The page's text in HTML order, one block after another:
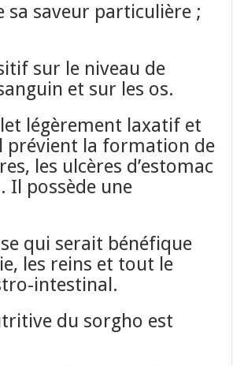
sa saveur particulière ;
sur le niveau de
et sur les os.
légèrement laxatif et
prévient la formation de
les ulcères d’estomac
Il possède une
qui serait bénéfique
les reins et tout le
intestinal.
du sorgho est